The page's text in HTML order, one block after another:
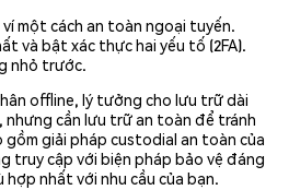
một cách an toàn ngoại tuyến.
và bật xác thực hai yếu tố (2FA).
nhỏ trước.
offline, lý tưởng cho lưu trữ dài
nhưng cần lưu trữ an toàn để tránh
giải pháp custodial an toàn của
truy cập với biện pháp bảo vệ đáng
nhất với nhu cầu của bạn.